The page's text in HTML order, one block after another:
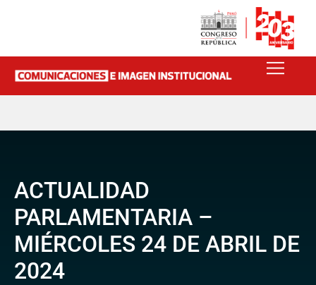
ACTUALIDAD
PARLAMENTARIA –
MIÉRCOLES 24 DE ABRIL DE
2024